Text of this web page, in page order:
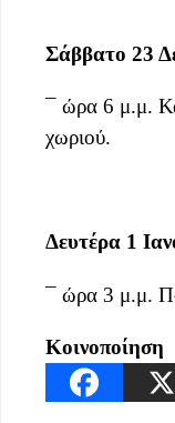
Σάββατο 23
¯ ώρα 6 μ.μ.
χωριού.
Δευτέρα 1
¯ ώρα 3 μ.μ.
Κοινοποίηση